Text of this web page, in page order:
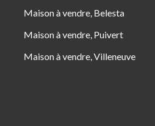
Maison à vendre, Belesta
Maison à vendre, Puivert
Maison à vendre, Villeneuve